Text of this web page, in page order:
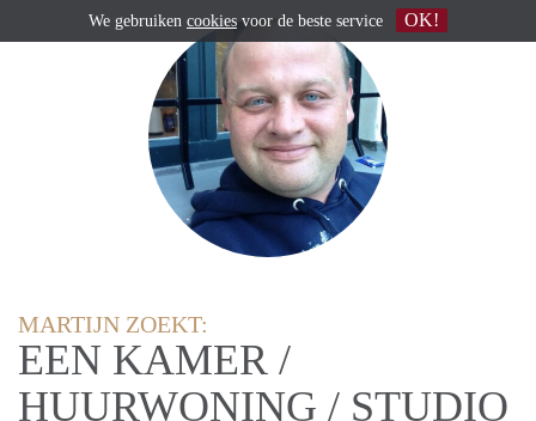
MARTIJN ZOEKT:
EEN KAMER /
HUURWONING / STUDIO
We gebruiken cookies voor de beste service OK!